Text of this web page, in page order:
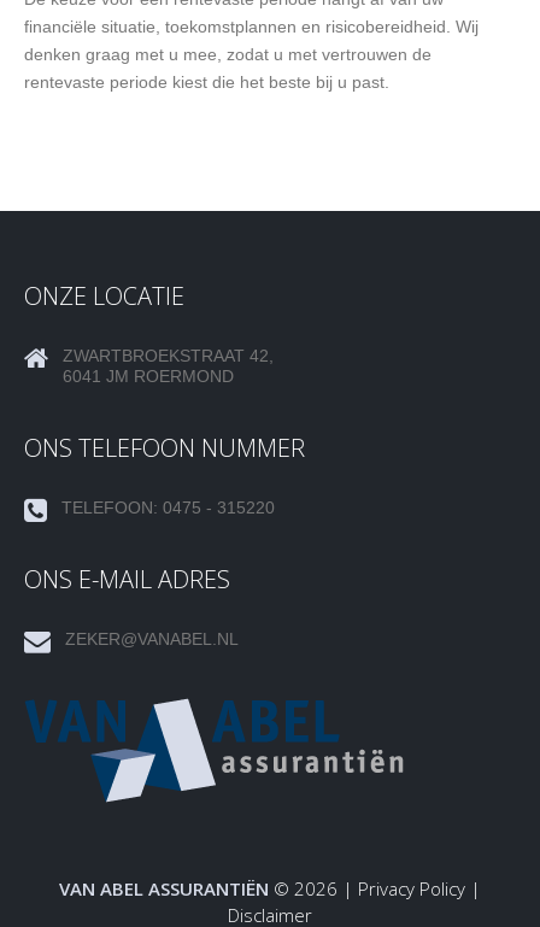
financiële situatie, toekomstplannen en risicobereidheid. Wij
denken graag met u mee, zodat u met vertrouwen de
rentevaste periode kiest die het beste bij u past.
ONZE LOCATIE
ZWARTBROEKSTRAAT 42,
6041 JM ROERMOND
ONS TELEFOON NUMMER
TELEFOON: 0475 - 315220
ONS E-MAIL ADRES
ZEKER@VANABEL.NL
VAN ABEL ASSURANTIËN © 2026 | Privacy Policy |
Disclaimer